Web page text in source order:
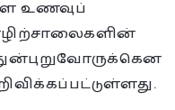
உணவுப்